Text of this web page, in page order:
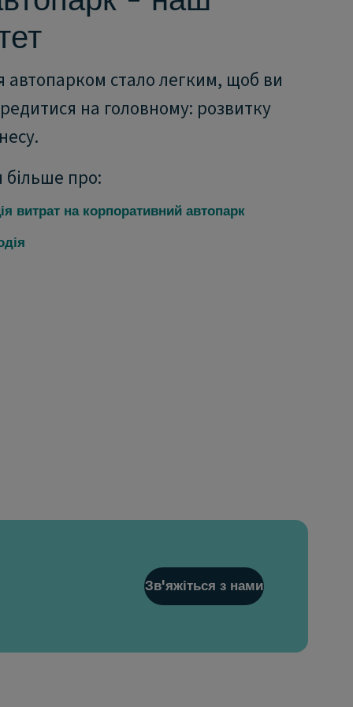
автопарком стало легким, щоб ви
на головному: розвитку
більше про:
витрат на корпоративний автопарк
Зв'яжіться з нами